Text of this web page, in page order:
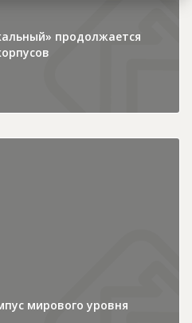
продолжается
мирового уровня